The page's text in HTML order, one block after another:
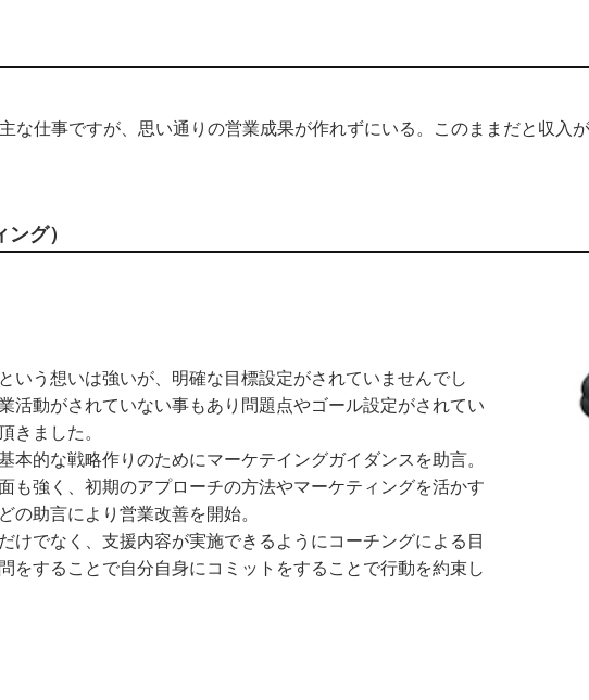
な仕事ですが、思い通りの営業成果が作れずにいる。このままだと収入
ング）
いう想いは強いが、明確な目標設定がされていませんでし
活動がされていない事もあり問題点やゴール設定がされてい
きました。
本的な戦略作りのためにマーケテイングガイダンスを助言。
も強く、初期のアプローチの方法やマーケティングを活かす
の助言により営業改善を開始。
けでなく、支援内容が実施できるようにコーチングによる目
をすることで自分自身にコミットをすることで行動を約束し